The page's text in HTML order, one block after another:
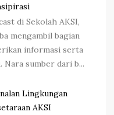
di Sekolah AKSI,
mengambil bagian
informasi serta
Nara sumber dari b...
Lingkungan
AKSI